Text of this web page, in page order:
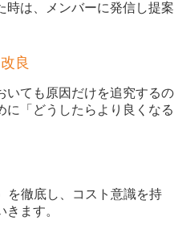
時は、メンバーに発信し提案
良
いても原因だけを追究するの
に「どうしたらより良くなる
を徹底し、コスト意識を持
ます。